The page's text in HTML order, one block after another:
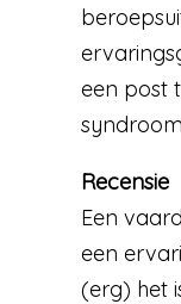
een post
Recensie
Een
een
(erg) het